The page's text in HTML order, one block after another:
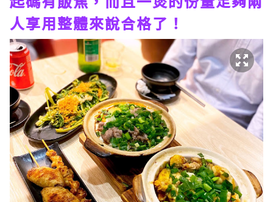
人享用整體來說合格了！